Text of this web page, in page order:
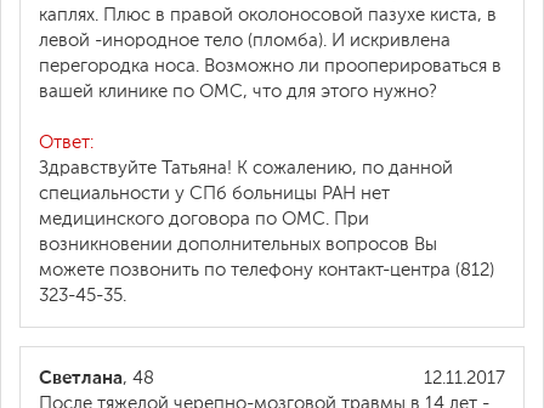
каплях. Плюс в правой околоносовой пазухе киста, в
левой -инородное тело (пломба). И искривлена
перегородка носа. Возможно ли прооперироваться в
вашей клинике по ОМС, что для этого нужно?
Ответ:
Здравствуйте Татьяна! К сожалению, по данной
специальности у СПб больницы РАН нет
медицинского договора по ОМС. При
возникновении дополнительных вопросов Вы
можете позвонить по телефону контакт-центра (812)
323-45-35.
12.11.2017
Светлана, 48
После тяжелой черепно-мозговой травмы в 14 лет -